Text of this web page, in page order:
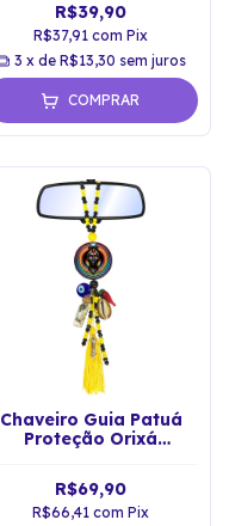
R$39,90
R$37,91com Pix
3 x deR$13,30 sem juros
COMPRAR
Chaveiro Guia Patuá
Proteção Orixá
Carro
R$69,90
R$66,41com Pix